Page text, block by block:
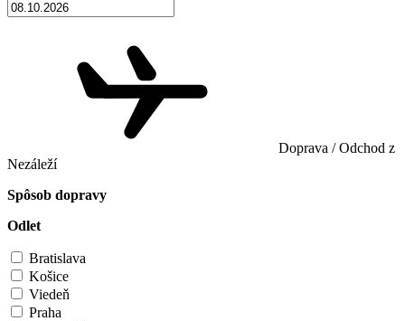
Doprava / Odchod z
Nezáleží
Spôsob dopravy
Odlet
Bratislava
Košice
Viedeň
Praha